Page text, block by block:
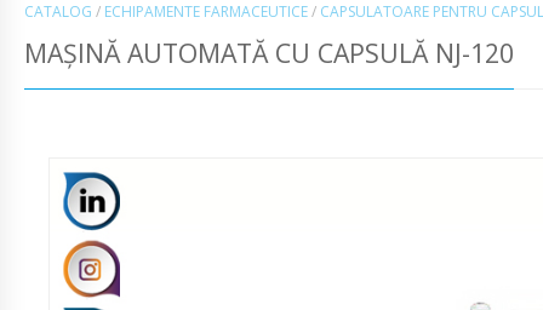
CATALOG / ECHIPAMENTE FARMACEUTICE/ CAPSULATOARE PENTRU
MAȘINĂ AUTOMATĂ CU CAPSULĂ NJ-120